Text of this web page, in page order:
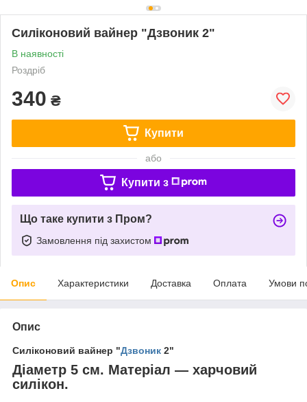
Силіконовий вайнер "Дзвоник 2"
В наявності
Роздріб
340 ₴
Купити
або
Купити з
Що таке купити з Пром?
Замовлення під захистом
Опис Характеристики Доставка Оплата Умови
Опис
Силіконовий вайнер "Дзвоник 2"
Діаметр 5 см. Матеріал — харчовий
силікон.